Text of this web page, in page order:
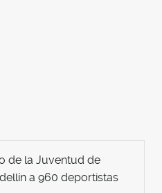
de la Juventud de
a 960 deportistas